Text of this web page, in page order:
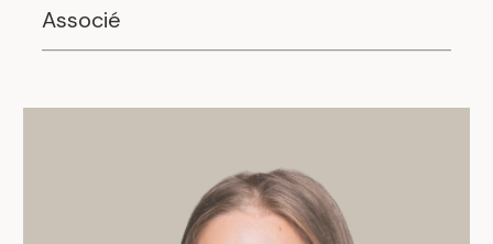
Associé